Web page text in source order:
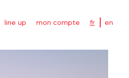
line up mon compte fr en